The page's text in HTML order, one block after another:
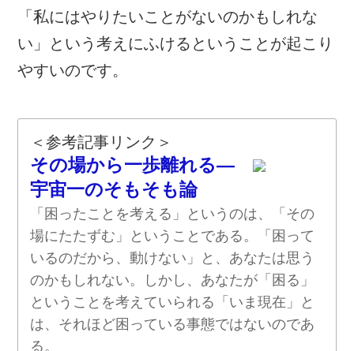
「私にはやりたいことがないのかもしれな
い」という考えにふけるということが起こり
やすいのです。
＜参考記事リンク＞
その場から一歩離れる―
宇宙一のそもそも論
「困ったことを考える」というのは、「その
場にたたずむ」ということである。「困って
いるのだから、動けない」と、あなたは思う
のかもしれない。しかし、あなたが「困る」
ということを考えていられる「いま現在」と
は、それほど困っている事態ではないのであ
る。